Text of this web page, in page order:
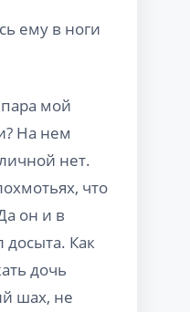
ему в ноги
мой
На нем
нет.
что
он и в
Как
дочь
шах, не